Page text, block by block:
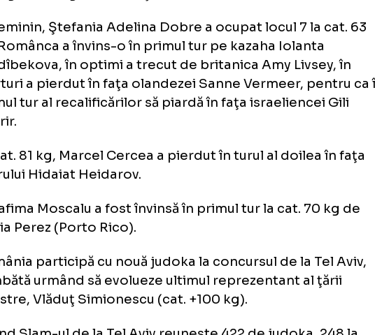
Raicu a trecut în primul tur de austriacul Lukas
s-a impus în faţa moldoveanului Victor Sterpu, în
dispus de israelianul Tohar Butbul, iar în semifinale l-
georgianul Nugzari Tatalaşvili.
La feminin, Ştefania Adelina Dobre a ocupat locul 7
Berdîbekova, în optimi a trecut de britanica Amy
sferturi a pierdut în faţa olandezei Sanne Vermeer,
primul tur al recalificărilor să piardă în faţa
Sharir.
La cat. 81 kg, Marcel Cercea a pierdut în turul al
azerului Hidaiat Heidarov.